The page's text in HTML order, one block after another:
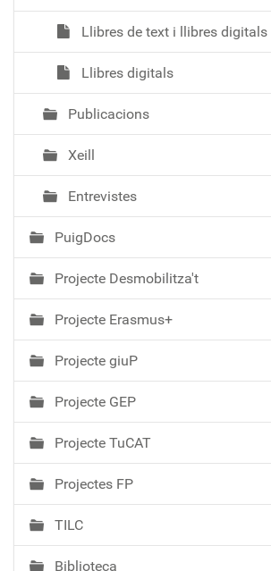
Llibres de text i llibres digitals
Llibres digitals
Publicacions
Xeill
Entrevistes
PuigDocs
Projecte Desmobilitza't
Projecte Erasmus+
Projecte giuP
Projecte GEP
Projecte TuCAT
Projectes FP
TILC
Biblioteca